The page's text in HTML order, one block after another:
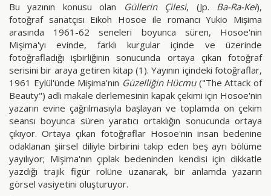
Bu yazının konusu olan
Güllerin Çilesi, (Jp. Ba-Ra-Kei),
fotoğraf sanatçısı Eikoh Hosoe ile romancı Yukio Mişima
arasında 1961-62 seneleri boyunca süren, Hosoe'nin
Mişima'yı evinde, farklı kurgular içinde ve üzerinde
fotoğrafladığı işbirliğinin sonucunda ortaya çıkan fotoğraf
serisini bir araya getiren kitap (1). Yayının içindeki fotoğraflar,
1961 Eylül'ünde Mişima'nın Güzelliğin Hücmu("The Attack of
Beauty") adlı makale derlemesinin kapak çekimi için Hosoe'nin
yazarın evine çağrılmasıyla başlayan ve toplamda on çekim
seansı boyunca süren yaratıcı ortaklığın sonucunda ortaya
çıkıyor. Ortaya çıkan fotoğraflar Hosoe'nin insan bedenine
odaklanan şiirsel diliyle birbirini takip eden beş ayrı bölüme
yayılıyor; Mişima'nın çıplak bedeninden kendisi için dikkatle
yazdığı trajik figür rolüne uzanarak, bir anlamda yazarın
görsel vasiyetini oluşturuyor.